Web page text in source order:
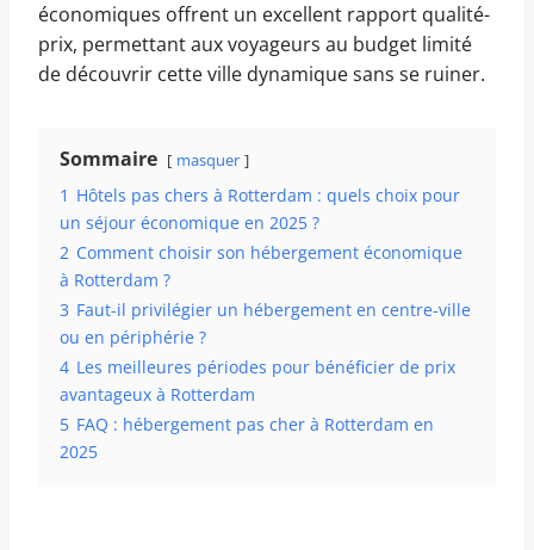
économiques offrent un excellent rapport qualité-
prix, permettant aux voyageurs au budget limité
de découvrir cette ville dynamique sans se ruiner.
Sommaire masquer
1 Hôtels pas chers à Rotterdam : quels choix pour
un séjour économique en 2025 ?
2 Comment choisir son hébergement économique
à Rotterdam ?
3 Faut-il privilégier un hébergement en centre-ville
ou en périphérie ?
4 Les meilleures périodes pour bénéficier de prix
avantageux à Rotterdam
5 FAQ : hébergement pas cher à Rotterdam en
2025